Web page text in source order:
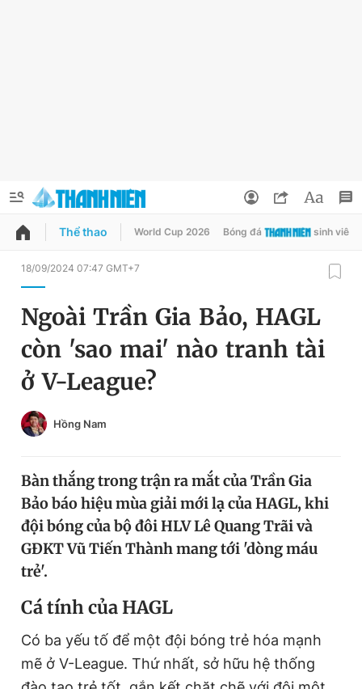
QUẢNG CÁO ĐẶT BÁO
Chuyên mục
Chuyên mục khác
Chào ngày mới
Tin thị trường Tin 360
Video Magazine
Sản phẩm khác
Tiện ích
Thông tin tòa soạn Liên hệ quảng cáo
Đổi mật khẩu
Tin đã lưu
Tin đã xem
Thể thao World Cup 2026 Bóng đá sinh viên
18/09/2024 07:47 GMT+7
Ngoài Trần Gia Bảo, HAGL
còn 'sao mai' nào tranh tài
ở V-League?
Hồng Nam
Bàn thắng trong trận ra mắt của Trần Gia
Bảo báo hiệu mùa giải mới lạ của HAGL, khi
đội bóng của bộ đôi HLV Lê Quang Trãi và
GĐKT Vũ Tiến Thành mang tới 'dòng máu
trẻ'.
Cá tính của HAGL
Có ba yếu tố để một đội bóng trẻ hóa mạnh
mẽ ở V-League. Thứ nhất, sở hữu hệ thống